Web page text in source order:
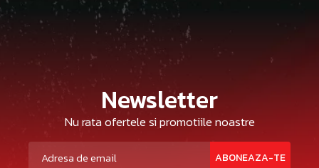
Newsletter
Nu rata ofertele si promotiile noastre